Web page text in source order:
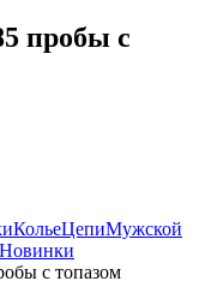
пробы с
КольеЦепиМужской
Новинки
с топазом